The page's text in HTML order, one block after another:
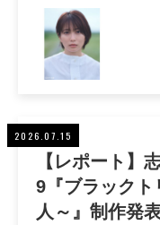
2026.07.15
【レポート】
9『ブラックト
人～』制作発